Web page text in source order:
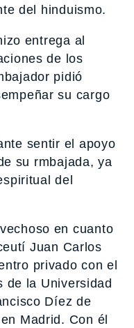
del hinduismo.
entrega al
de los
pidió
su cargo
sentir el apoyo
su rmbajada, ya
del
en cuanto
Juan Carlos
privado con el
de la Universidad
Díez de
Madrid. Con él